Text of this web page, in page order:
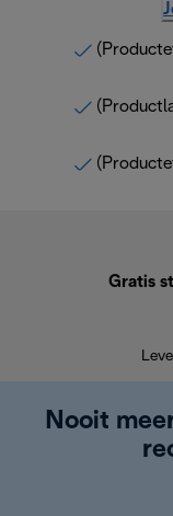
Gratis
Nooit